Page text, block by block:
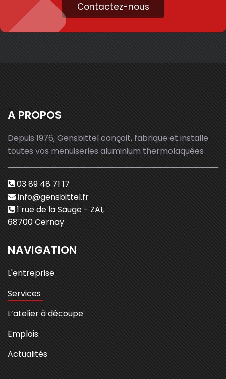
Contactez-nous
A PROPOS
Depuis 1976, Gensbittel conçoit, fabrique et installe
toutes vos menuiseries aluminium thermolaquées
03 89 48 71 17
info@gensbittel.fr
1 rue de la Sauge - ZAI,
68700 Cernay
NAVIGATION
L'entreprise
Services
L’atelier à découpe
Emplois
Actualités